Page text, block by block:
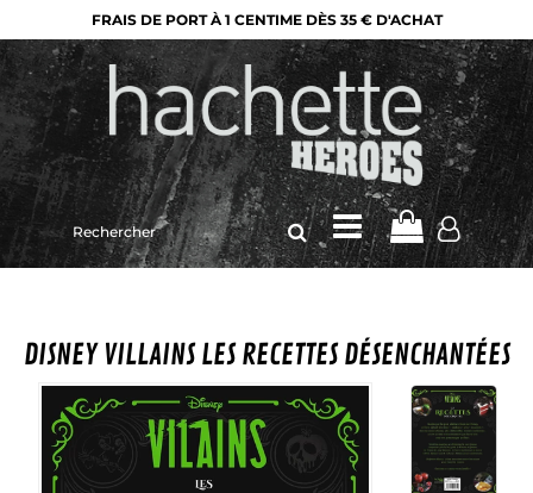
FRAIS DE PORT À 1 CENTIME DÈS 35 € D'ACHAT
Rechercher
sur
le
DISNEY VILLAINS LES RECETTES DÉSENCHANTÉES